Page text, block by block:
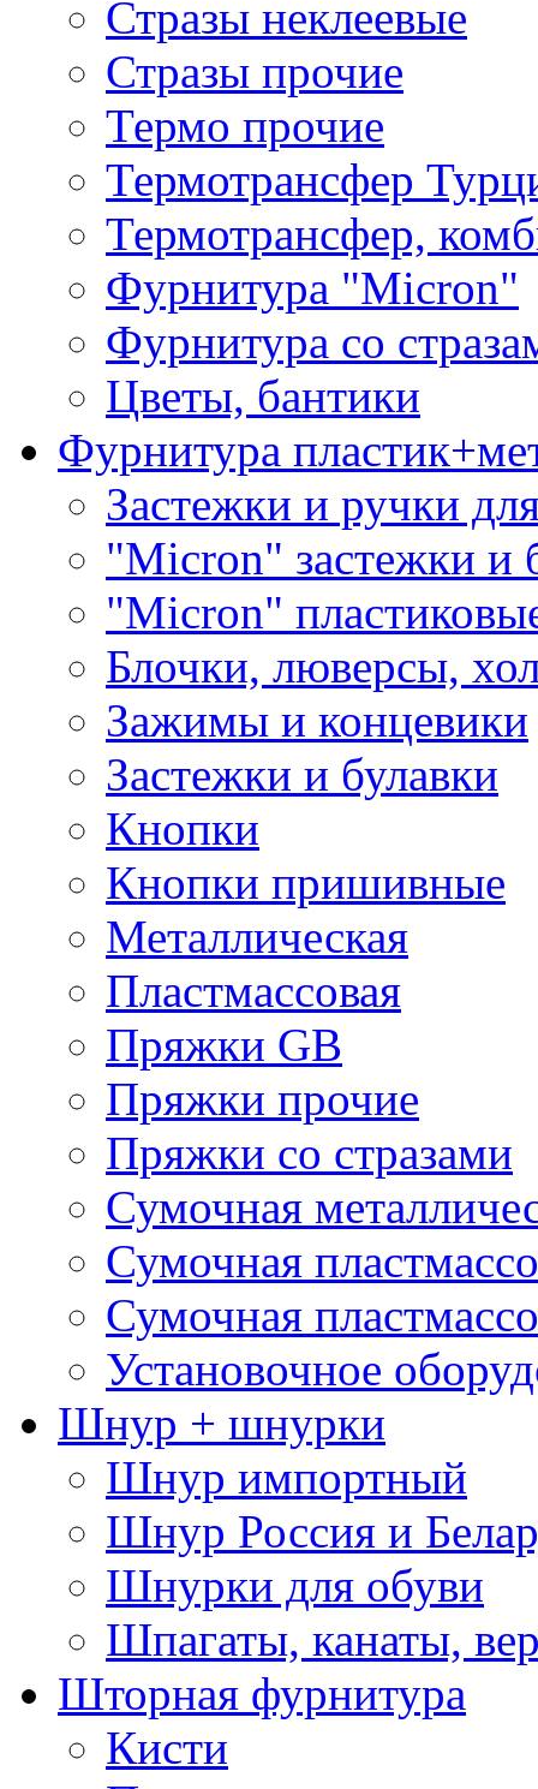
Стразы неклеевые
Стразы прочие
Термо прочие
Термотрансфер
Термотрансфер,
Фурнитура "Micron"
Фурнитура со
Цветы, бантики
Фурнитура
Застежки и ручки
"Micron" застежки и
"Micron"
Блочки, люверсы,
Зажимы и концевики
Застежки и булавки
Кнопки
Кнопки пришивные
Металлическая
Пластмассовая
Пряжки GB
Пряжки прочие
Пряжки со стразами
Сумочная
Сумочная
Сумочная
Установочное
Шнур + шнурки
Шнур импортный
Шнур Россия и
Шнурки для обуви
Шпагаты, канаты,
Шторная фурнитура
Кисти